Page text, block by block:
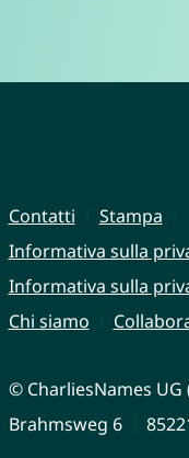
Contatti
Stampa
Informativa sulla
Informativa sulla
Chi siamo
© CharliesNames
Brahmsweg 6